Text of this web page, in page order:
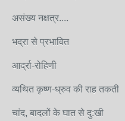
असंख्य नक्षत्र....
भद्रा से प्रभावित
आर्द्रा-रोहिणी
व्यथित कृष्ण-ध्रुव की राह तकती
चांद, बादलों के घात से दु:खी